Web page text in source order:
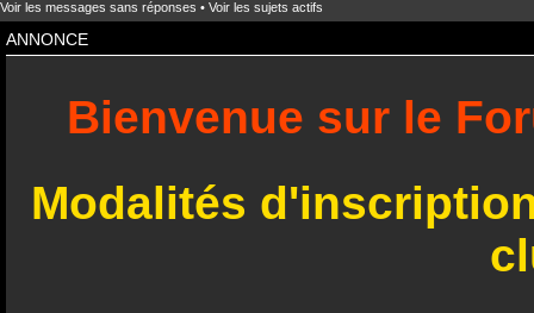
Voir les messages sans réponses • Voir les sujets actifs
ANNONCE
Bienvenue sur le
Modalités